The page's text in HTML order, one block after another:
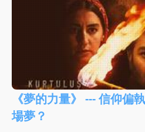
《夢的力量》 --- 信仰偏
場夢？